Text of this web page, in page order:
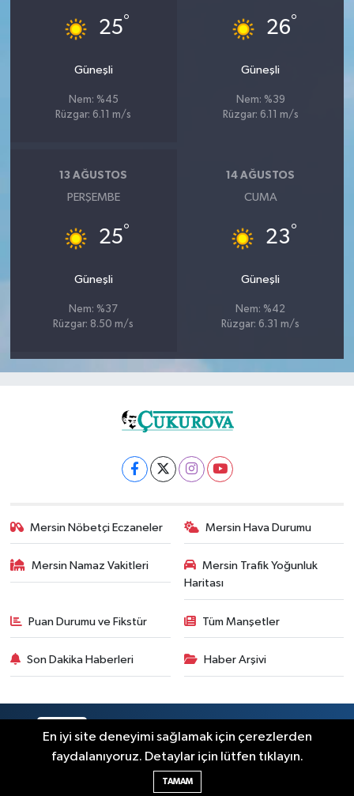
25°
Güneşli
Nem: %45
Rüzgar: 6.11 m/s
26°
Güneşli
Nem: %39
Rüzgar: 6.11 m/s
13 AĞUSTOS
PERŞEMBE
25°
Güneşli
Nem: %37
Rüzgar: 8.50 m/s
14 AĞUSTOS
CUMA
23°
Güneşli
Nem: %42
Rüzgar: 6.31 m/s
Mersin Nöbetçi Eczaneler Mersin Hava Durumu
Mersin Namaz Vakitleri
Mersin Trafik Yoğunluk
Haritası
Puan Durumu ve Fikstür Tüm Manşetler
Son Dakika Haberleri Haber Arşivi
Haber Yazılımı:
En iyi site deneyimi sağlamak için çerezlerden
faydalanıyoruz. Detaylar için lütfen tıklayın.
TAMAM